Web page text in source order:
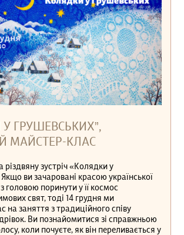
ГРУШЕВСЬКИХ”,
МАЙСТЕР-КЛАС
зустріч «Колядки у
Якщо ви зачаровані красою української
з головою поринути у її космос
свят, тоді 14 грудня ми
на заняття з традиційного співу
Ви познайомитися зі справжньою
коли почуєте, як він переливається у